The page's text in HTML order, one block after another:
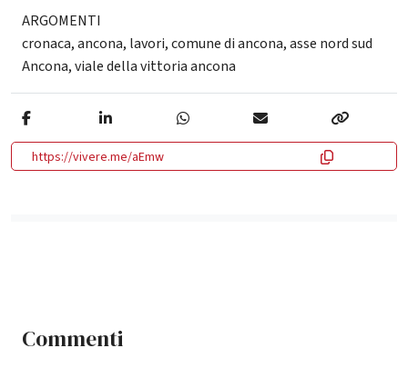
ARGOMENTI
cronaca,ancona, lavori,comune di ancona,asse nord sud
Ancona,viale della vittoria ancona
https://vivere.me/aEmw
Commenti